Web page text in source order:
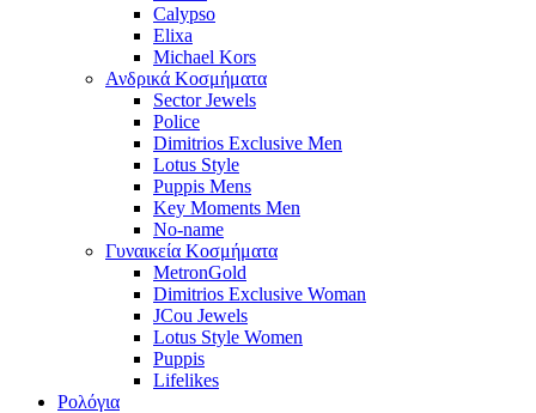
Calypso
Elixa
Michael Kors
Ανδρικά Κοσμήματα
Sector Jewels
Police
Dimitrios Exclusive Men
Lotus Style
Puppis Mens
Key Moments Men
No-name
Γυναικεία Κοσμήματα
MetronGold
Dimitrios Exclusive Woman
JCou Jewels
Lotus Style Women
Puppis
Lifelikes
Ρολόγια